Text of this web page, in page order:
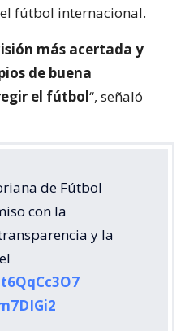
fútbol internacional.
más acertada y
de buena
el fútbol“, señaló
de Fútbol
con la
y la